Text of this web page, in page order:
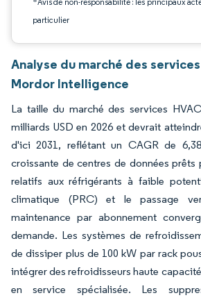
particulier
Analyse du marché des
Mordor Intelligence
La taille du marché des services
milliards USD en 2026 et devrait
d'ici 2031, reflétant un CAGR de
croissante de centres de données prêts
relatifs aux réfrigérants à faible
climatique (PRC) et le passage
maintenance par abonnement
demande. Les systèmes de
de dissiper plus de 100 kW par rack
intégrer des refroidisseurs haute
en service spécialisée. Les